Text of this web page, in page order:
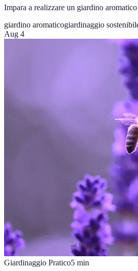
Impara a realizzare un giardino
giardino aromaticogiardinaggio
Aug 4
Giardinaggio Pratico5 min